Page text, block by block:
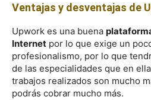
Ventajas y desventajas de
Upwork es una buena
Internet por lo que exige un
profesionalismo, por lo que
de las especialidades que en
trabajos realizados son mucho
podrás cobrar mucho más.